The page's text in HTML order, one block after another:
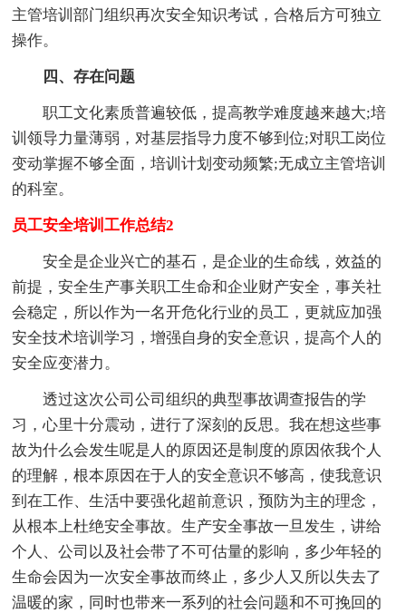
主管培训部门组织再次安全知识考试，合格后方可独立
操作。
四、存在问题
职工文化素质普遍较低，提高教学难度越来越大;培
训领导力量薄弱，对基层指导力度不够到位;对职工岗位
变动掌握不够全面，培训计划变动频繁;无成立主管培训
的科室。
员工安全培训工作总结2
安全是企业兴亡的基石，是企业的生命线，效益的
前提，安全生产事关职工生命和企业财产安全，事关社
会稳定，所以作为一名开危化行业的员工，更就应加强
安全技术培训学习，增强自身的安全意识，提高个人的
安全应变潜力。
透过这次公司公司组织的典型事故调查报告的学
习，心里十分震动，进行了深刻的反思。我在想这些事
故为什么会发生呢是人的原因还是制度的原因依我个人
的理解，根本原因在于人的安全意识不够高，使我意识
到在工作、生活中要强化超前意识，预防为主的理念，
从根本上杜绝安全事故。生产安全事故一旦发生，讲给
个人、公司以及社会带了不可估量的影响，多少年轻的
生命会因为一次安全事故而终止，多少人又所以失去了
温暖的家，同时也带来一系列的社会问题和不可挽回的